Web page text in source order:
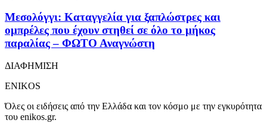
Μεσολόγγι: Καταγγελία για ξαπλώστρες και
ομπρέλες που έχουν στηθεί σε όλο το μήκος
παραλίας – ΦΩΤΟ Αναγνώστη
ΔΙΑΦΗΜΙΣΗ
ENIKOS
Όλες οι ειδήσεις από την Ελλάδα και τον κόσμο με την εγκυρότητα
του enikos.gr.